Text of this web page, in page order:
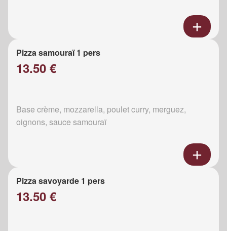
Pizza samouraï 1 pers
13.50 €
Base crème, mozzarella, poulet curry, merguez,
oignons, sauce samouraï
Pizza savoyarde 1 pers
13.50 €